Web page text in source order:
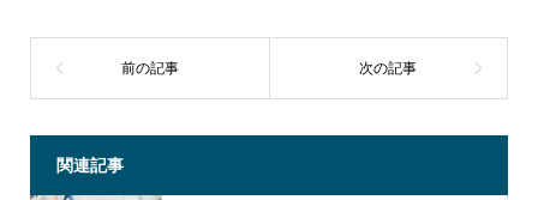
関連記事